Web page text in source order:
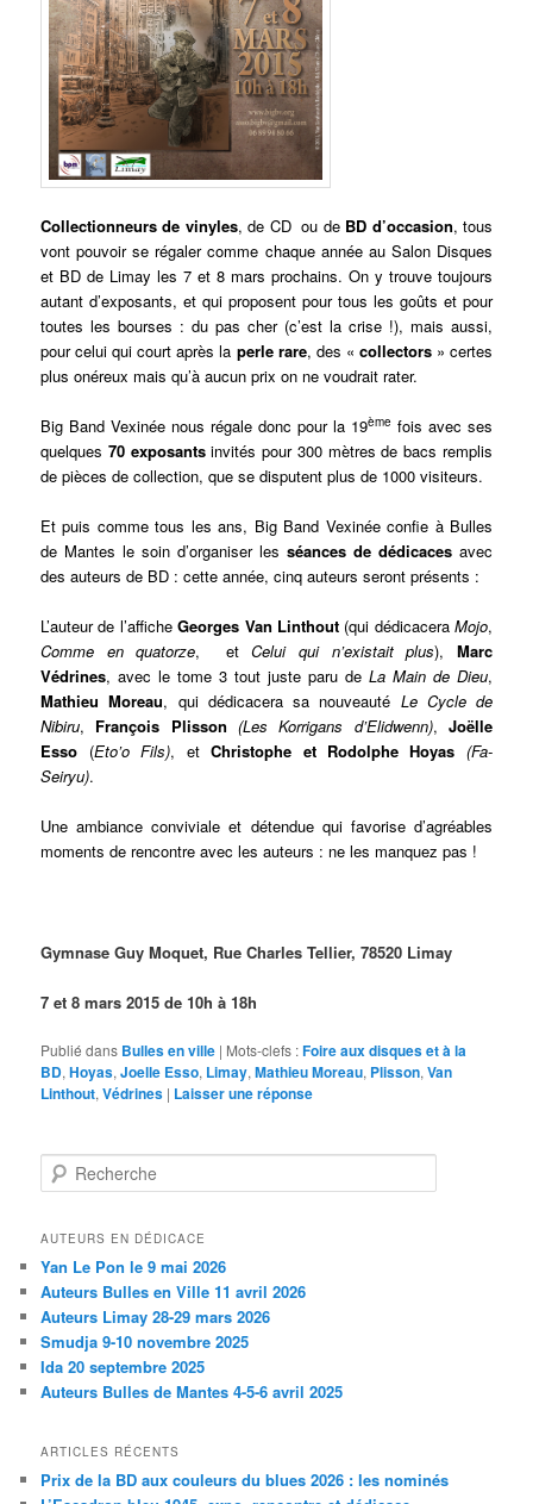
Collectionneurs de vinyles, de CD ou de BD d’occasion, tous
vont pouvoir se régaler comme chaque année au Salon Disques
et BD de Limay les 7 et 8 mars prochains. On y trouve toujours
autant d’exposants, et qui proposent pour tous les goûts et pour
toutes les bourses : du pas cher (c’est la crise !), mais aussi,
pour celui qui court après la perle rare, des « collectors» certes
plus onéreux mais qu’à aucun prix on ne voudrait rater.
Big Band Vexinée nous régale donc pour la 19èmefois avec ses
quelques 70 exposantsinvités pour 300 mètres de bacs remplis
de pièces de collection, que se disputent plus de 1000 visiteurs.
Et puis comme tous les ans, Big Band Vexinée confie à Bulles
de Mantes le soin d’organiser les séances de dédicacesavec
des auteurs de BD : cette année, cinq auteurs seront présents :
L’auteur de l’afficheGeorges Van Linthout(qui dédicacera Mojo,
Comme en quatorze, etCelui qui n’existait plus), Marc
Védrines, avec le tome 3 tout juste paru de La Main de Dieu,
Mathieu Moreau, qui dédicacera sa nouveauté Le Cycle de
Nibiru, François Plisson (LesKorrigans d’Elidwenn),Joëlle
Esso (Eto’o Fils), etChristophe et Rodolphe Hoyas (Fa-
Seiryu).
Une ambiance conviviale et détendue qui favorise d’agréables
moments de rencontre avec les auteurs : ne les manquez pas !
Gymnase Guy Moquet, Rue Charles Tellier, 78520 Limay
7 et 8 mars 2015 de 10h à 18h
Publié dans Bulles en ville | Mots-clefs :Foire aux disques et à la
BD,Hoyas,Joelle Esso, Limay,Mathieu Moreau, Plisson,Van
Linthout,Védrines | Laisser une réponse
Recherche
AUTEURS EN DÉDICACE
Yan Le Pon le 9 mai 2026
Auteurs Bulles en Ville 11 avril 2026
Auteurs Limay 28-29 mars 2026
Smudja 9-10 novembre 2025
Ida 20 septembre 2025
Auteurs Bulles de Mantes 4-5-6 avril 2025
ARTICLES RÉCENTS
Prix de la BD aux couleurs du blues 2026 : les nominés